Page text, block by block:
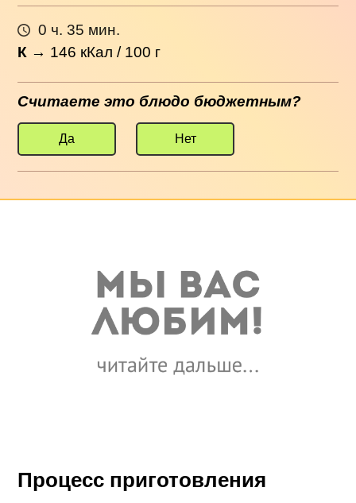
0 ч. 35 мин.
К → 146 кКал / 100 г
Считаете это блюдо бюджетным?
Да Нет
Процесс приготовления